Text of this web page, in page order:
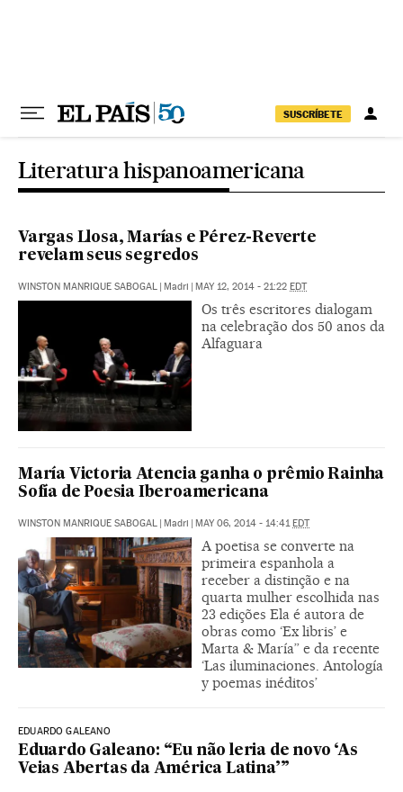
SUSCRÍBETE
Literatura hispanoamericana
Vargas Llosa, Marías e Pérez-Reverte
revelam seus segredos
WINSTON MANRIQUE SABOGAL | Madri | MAY 12, 2014 - 21:22 EDT
Os três escritores dialogam
na celebração dos 50 anos da
Alfaguara
María Victoria Atencia ganha o prêmio Rainha
Sofía de Poesia Iberoamericana
WINSTON MANRIQUE SABOGAL | Madri | MAY 06, 2014 - 14:41EDT
A poetisa se converte na
primeira espanhola a
receber a distinção e na
quarta mulher escolhida nas
23 edições Ela é autora de
obras como ‘Ex libris’ e
Marta & María” e da recente
‘Las iluminaciones. Antología
y poemas inéditos’
EDUARDO GALEANO
Eduardo Galeano: “Eu não leria de novo ‘As
Veias Abertas da América Latina’”